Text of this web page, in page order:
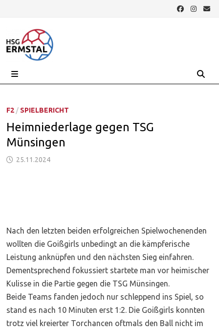
F2/ SPIELBERICHT
Heimniederlage gegen TSG
Münsingen
25.11.2024
Nach den letzten beiden erfolgreichen Spielwochenenden
wollten die Goißgirls unbedingt an die kämpferische
Leistung anknüpfen und den nächsten Sieg einfahren.
Dementsprechend fokussiert startete man vor heimischer
Kulisse in die Partie gegen die TSG Münsingen.
Beide Teams fanden jedoch nur schleppend ins Spiel, so
stand es nach 10 Minuten erst 1:2. Die Goißgirls konnten
trotz viel kreierter Torchancen oftmals den Ball nicht im